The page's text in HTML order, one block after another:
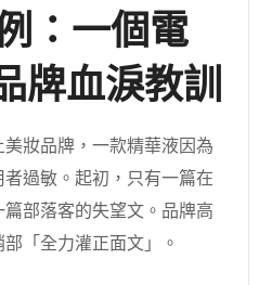
：一個電
牌血淚教訓
妝品牌，一款精華液因為
過敏。起初，只有一篇在
部落客的失望文。品牌高
「全力灌正面文」。